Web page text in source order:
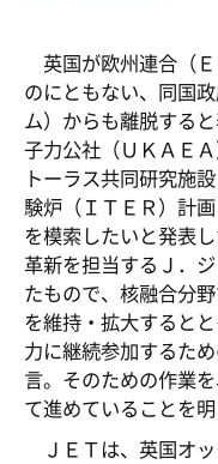
英国が欧州連合（Ｅ
のにともない、同国
ム）からも離脱する
子力公社（ＵＫＡＥ
トーラス共同研究施
験炉（ＩＴＥＲ）計
を模索したいと発表
革新を担当するＪ．
たもので、核融合分
を維持・拡大すると
力に継続参加するた
言。そのための作業
て進めていることを明
ＪＥＴは、英国オ